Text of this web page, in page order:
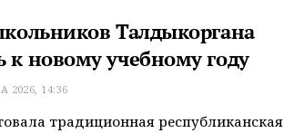
Талдыкоргана
новому учебному году
2026, 14:36
традиционная республиканская